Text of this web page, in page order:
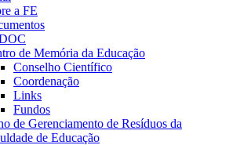
a FE
de Memória da Educação
Conselho Científico
Coordenação
Links
Fundos
de Gerenciamento de Resíduos da
de Educação